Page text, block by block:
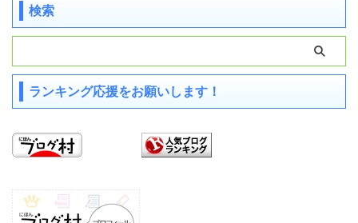
検索
ランキング応援をお願いします！